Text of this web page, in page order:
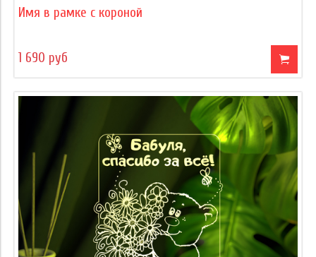
Имя в рамке с короной
1 690 руб